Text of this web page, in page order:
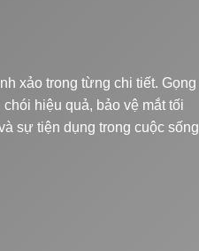
xảo trong từng chi tiết. Gọng
hiệu quả, bảo vệ mắt tối
sự tiện dụng trong cuộc sống